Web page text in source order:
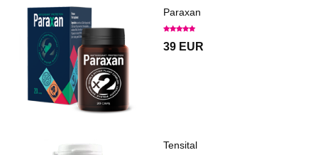
Paraxan
39 EUR
Tensital